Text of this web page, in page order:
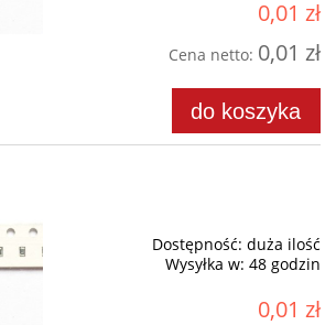
0,01 zł
Cena netto: 0,01 zł
do koszyka
Dostępność: duża ilość
Wysyłka w: 48 godzin
0,01 zł